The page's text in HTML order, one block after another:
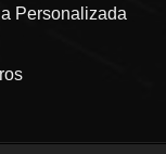
Personalizada